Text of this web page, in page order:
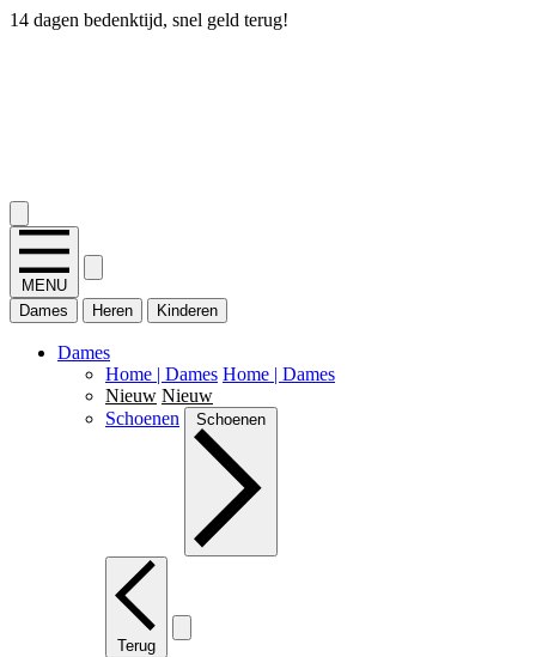
14 dagen bedenktijd, snel geld terug!
MENU
Dames
Heren Kinderen
Dames
Home | Dames Home | Dames
Nieuw Nieuw
Schoenen
Schoenen
Terug